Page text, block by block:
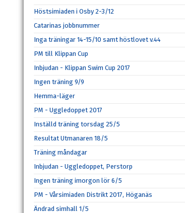
Höstsimiaden i Osby 2-3/12
Catarinas jobbnummer
Inga träningar 14-15/10 samt höstlovet v.44
PM till Klippan Cup
Inbjudan - Klippan Swim Cup 2017
Ingen träning 9/9
Hemma-läger
PM - Uggledoppet 2017
Inställd träning torsdag 25/5
Resultat Utmanaren 18/5
Träning måndagar
Inbjudan - Uggledoppet, Perstorp
Ingen träning imorgon lör 6/5
PM - Vårsimiaden Distrikt 2017, Höganäs
Ändrad simhall 1/5